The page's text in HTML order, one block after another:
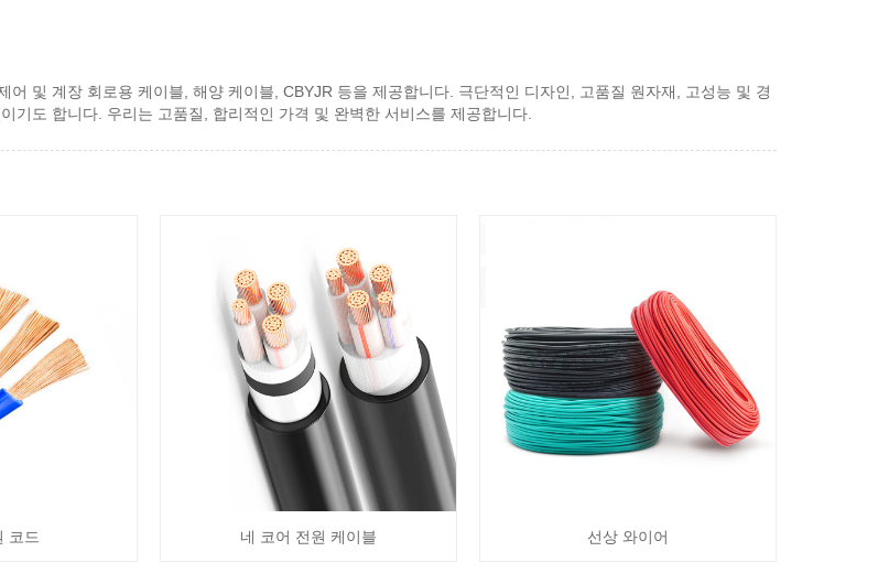
및 계장 회로용 케이블, 해양 케이블, CBYJR 등을 제공합니다. 극단적인 디자인, 고품질 원자재, 고성능 및 경
기도 합니다. 우리는 고품질, 합리적인 가격 및 완벽한 서비스를 제공합니다.
코드 네 코어 전원 케이블 선상 와이어